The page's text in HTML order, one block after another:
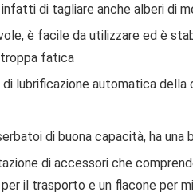
di tagliare anche alberi di
è facile da utilizzare ed è
fatica
lubrificazione automatica
di buona capacità, ha una
di accessori che
per il trasporto e un flacone per